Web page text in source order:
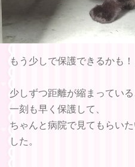
もう少しで保護できるかも！
少しずつ距離が縮まっている
一刻も早く保護して、
ちゃんと病院で見てもらい
した。